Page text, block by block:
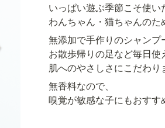
いっぱい遊ぶ季節こそ使い
わんちゃん・猫ちゃんのた
無添加で手作りのシャンプ
お散歩帰りの足など毎日使
肌へのやさしさにこだわり
無香料なので、
嗅覚が敏感な子にもおす